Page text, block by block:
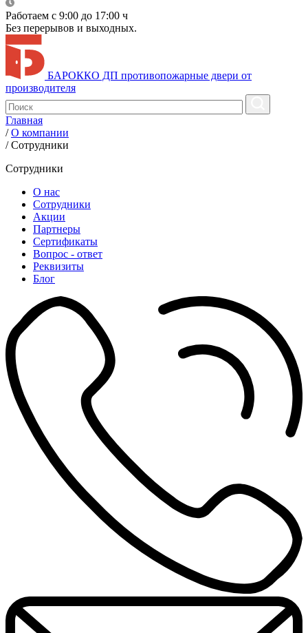
Работаем с 9:00 до 17:00 ч
Без перерывов и выходных.
БАРОККО ДП противопожарные двери от
производителя
Главная
/ О компании
/ Сотрудники
Сотрудники
О нас
Сотрудники
Акции
Партнеры
Сертификаты
Вопрос - ответ
Реквизиты
Блог